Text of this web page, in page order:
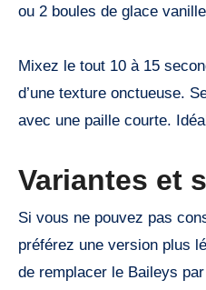
ou 2 boules de glace
Mixez le tout 10 à 15
d’une texture onctueuse.
avec une paille courte.
Variantes et
Si vous ne pouvez pas
préférez une version plus
de remplacer le Baileys